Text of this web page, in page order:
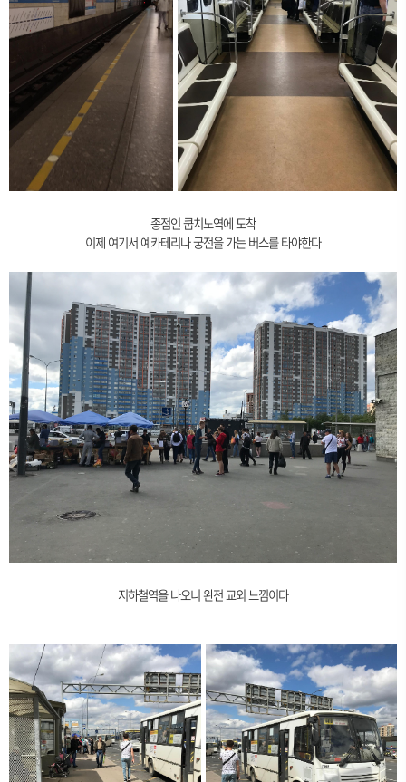
종점인 쿱치노역에 도착
이제 여기서 예카테리나 궁전을 가는 버스를 타야한다
지하철역을 나오니 완전 교외 느낌이다